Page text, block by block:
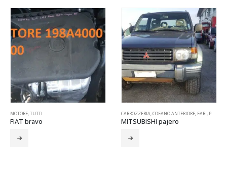
,SPECCHIETTI
MOTORE,TUTTI
FIAT bravo
CARROZZERIA,COFANO ANTERIORE, FARI, PARAFANGO
MITSUBISHI pajero